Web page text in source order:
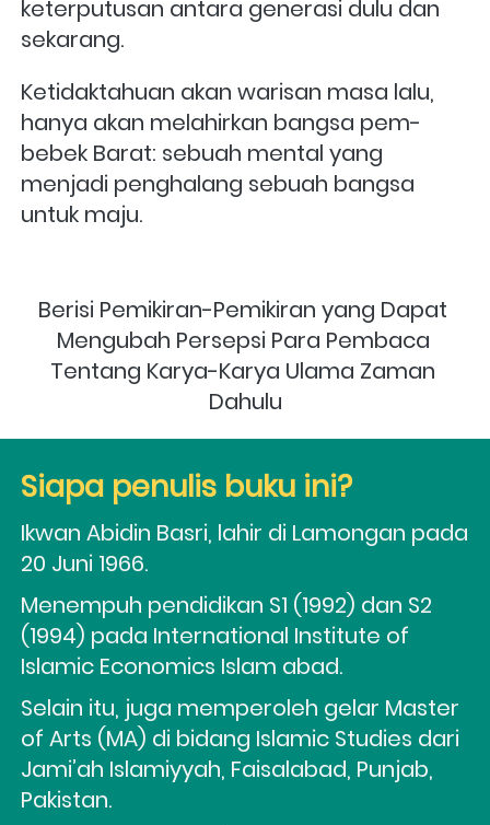
keterputusan antara generasi dulu dan
sekarang.
Ketidaktahuan akan warisan masa lalu,
hanya akan melahirkan bangsa pem-
bebek Barat: sebuah mental yang
menjadi penghalang sebuah bangsa
untuk maju.
Berisi Pemikiran-Pemikiran yang Dapat
Mengubah Persepsi Para Pembaca
Tentang Karya-Karya Ulama Zaman
Dahulu
Siapa penulis buku ini?
Ikwan Abidin Basri, lahir di Lamongan pada
20 Juni 1966.
Menempuh pendidikan S1 (1992) dan S2
(1994) pada International Institute of
Islamic Economics Islam abad.
Selain itu, juga memperoleh gelar Master
of Arts (MA) di bidang Islamic Studies dari
Jami’ah Islamiyyah, Faisalabad, Punjab,
Pakistan.